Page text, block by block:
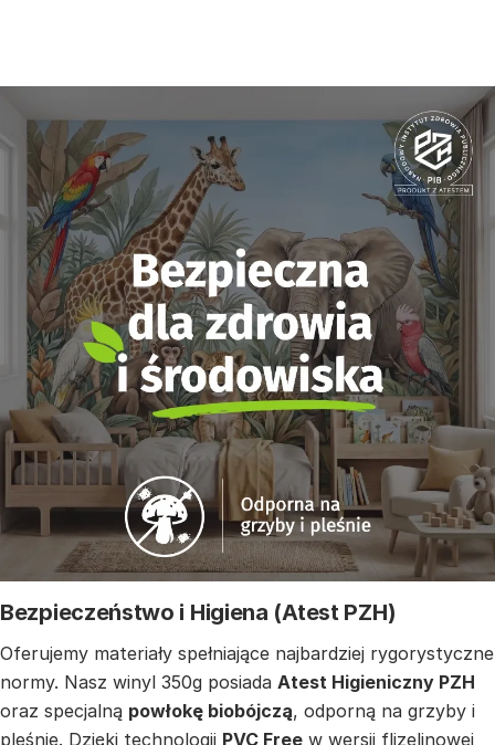
Bezpieczeństwo i Higiena (Atest PZH)
Oferujemy materiały spełniające najbardziej rygorystyczne
normy. Nasz winyl 350g posiada Atest Higieniczny PZH
oraz specjalną powłokę biobójczą, odporną na grzyby i
pleśnie. Dzięki technologii PVC Free w wersji flizelinowej